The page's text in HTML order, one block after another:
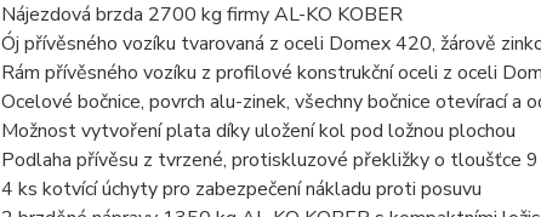
Nájezdová brzda 2700 kg firmy AL-KO KOBER
Ój přívěsného vozíku tvarovaná z oceli Domex 420, žárově
Rám přívěsného vozíku z profilové konstrukční oceli z oceli
Ocelové bočnice, povrch alu-zinek, všechny bočnice otevírací a
Možnost vytvoření plata díky uložení kol pod ložnou plochou
Podlaha přívěsu z tvrzené, protiskluzové překližky o tloušťce
4 ks kotvící úchyty pro zabezpečení nákladu proti posuvu